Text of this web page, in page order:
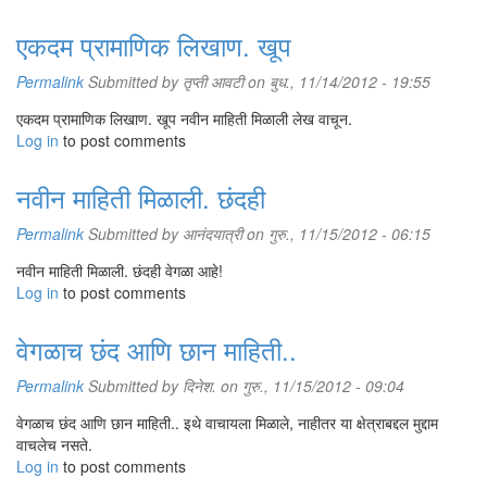
एकदम प्रामाणिक लिखाण. खूप
Permalink Submitted by तृप्ती आवटीon बुध., 11/14/2012 - 19:55
एकदम प्रामाणिक लिखाण. खूप नवीन माहिती मिळाली लेख वाचून.
Log in to post comments
नवीन माहिती मिळाली. छंदही
Permalink Submitted by आनंदयात्रीon गुरु., 11/15/2012 - 06:15
नवीन माहिती मिळाली. छंदही वेगळा आहे!
Log in to post comments
वेगळाच छंद आणि छान माहिती..
Permalink Submitted by दिनेश. on गुरु., 11/15/2012 - 09:04
वेगळाच छंद आणि छान माहिती.. इथे वाचायला मिळाले, नाहीतर या क्षेत्राबद्दल मुद्दाम
वाचलेच नसते.
Log in to post comments